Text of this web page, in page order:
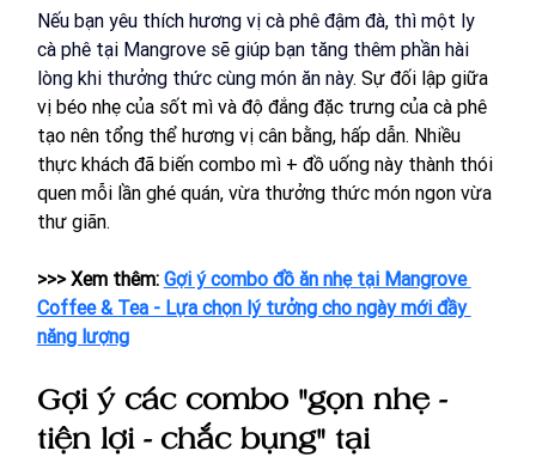
Nếu bạn yêu thích hương vị cà phê đậm đà, thì một ly
cà phê tại Mangrove sẽ giúp bạn tăng thêm phần hài
lòng khi thưởng thức cùng món ăn này. Sự đối lập giữa
vị béo nhẹ của sốt mì và độ đắng đặc trưng của cà phê
tạo nên tổng thể hương vị cân bằng, hấp dẫn. Nhiều
thực khách đã biến combo mì + đồ uống này thành thói
quen mỗi lần ghé quán, vừa thưởng thức món ngon vừa
thư giãn.
>>> Xem thêm: Gợi ý combo đồ ăn nhẹ tại Mangrove
Coffee & Tea - Lựa chọn lý tưởng cho ngày mới đầy
năng lượng
Gợi ý các combo "gọn nhẹ -
tiện lợi - chắc bụng" tại